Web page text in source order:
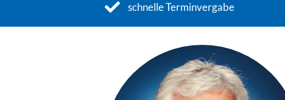
schnelle Terminvergabe